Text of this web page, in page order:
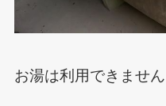
お湯は利用できません